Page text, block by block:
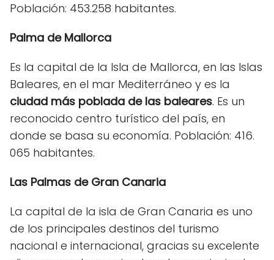
Población: 453.258 habitantes.
Palma de Mallorca
Es la capital de la Isla de Mallorca, en las Islas
Baleares, en el mar Mediterráneo y es la
ciudad más poblada de las baleares. Es un
reconocido centro turístico del país, en
donde se basa su economía. Población: 416.
065 habitantes.
Las Palmas de Gran Canaria
La capital de la isla de Gran Canaria es uno
de los principales destinos del turismo
nacional e internacional, gracias su excelente